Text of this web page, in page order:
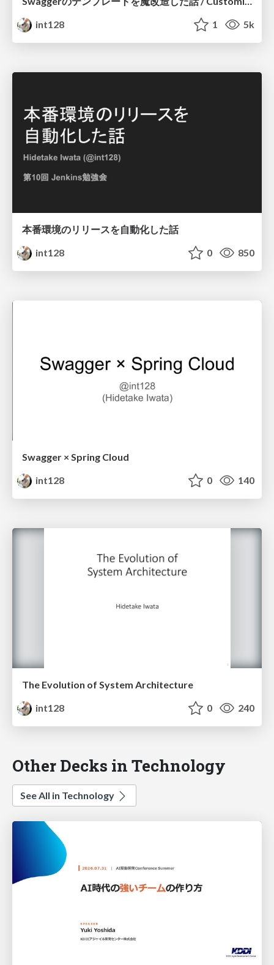
int128
1 5k
本番環境のリリースを自動化した話
int128
0 850
Swagger × Spring Cloud
int128
0 140
The Evolution of System Architecture
int128
0 240
Other Decks in Technology
See All in Technology